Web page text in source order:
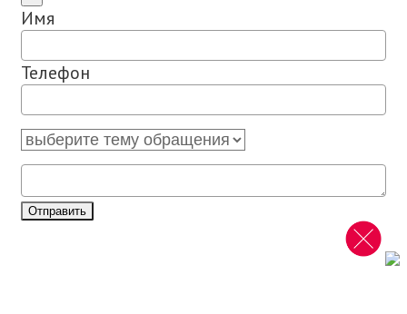
Имя
Телефон
Отправить